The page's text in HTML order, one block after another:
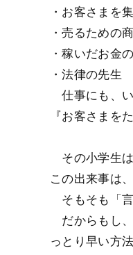
・お客さまを
・売るための
・稼いだお金
・法律の先生
仕事にも、い
『お客さまを
その小学生は
この出来事は
そもそも「言
だからもし、
っとり早い方